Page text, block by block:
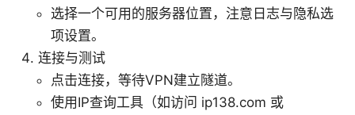
选择一个可用的服务器位置，注意日志与隐私选
项设置。
连接与测试
点击连接，等待VPN建立隧道。
使用IP查询工具（如访问 ip138.com 或